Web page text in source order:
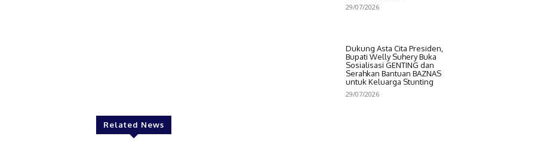
29/07/2026
Dukung Asta Cita Presiden,
Bupati Welly Suhery Buka
Sosialisasi GENTING dan
Serahkan Bantuan BAZNAS
untuk Keluarga Stunting
29/07/2026
Related News